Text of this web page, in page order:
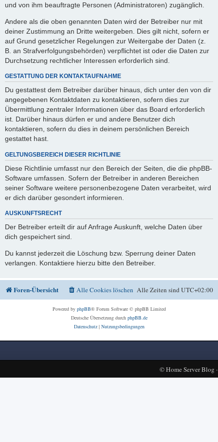
und von ihm beauftragte Personen (Administratoren) zugänglich.
Andere als die oben genannten Daten wird der Betreiber nur mit
deiner Zustimmung an Dritte weitergeben. Dies gilt nicht, sofern er
auf Grund gesetzlicher Regelungen zur Weitergabe der Daten (z.
B. an Strafverfolgungsbehörden) verpflichtet ist oder die Daten zur
Durchsetzung rechtlicher Interessen erforderlich sind.
GESTATTUNG DER KONTAKTAUFNAHME
Du gestattest dem Betreiber darüber hinaus, dich unter den von dir
angegebenen Kontaktdaten zu kontaktieren, sofern dies zur
Übermittlung zentraler Informationen über das Board erforderlich
ist. Darüber hinaus dürfen er und andere Benutzer dich
kontaktieren, sofern du dies in deinem persönlichen Bereich
gestattet hast.
GELTUNGSBEREICH DIESER RICHTLINIE
Diese Richtlinie umfasst nur den Bereich der Seiten, die die phpBB-
Software umfassen. Sofern der Betreiber in anderen Bereichen
seiner Software weitere personenbezogene Daten verarbeitet, wird
er dich darüber gesondert informieren.
AUSKUNFTSRECHT
Der Betreiber erteilt dir auf Anfrage Auskunft, welche Daten über
dich gespeichert sind.
Du kannst jederzeit die Löschung bzw. Sperrung deiner Daten
verlangen. Kontaktiere hierzu bitte den Betreiber.
Foren-Übersicht Alle Zeiten sindUTC+02:00
Alle Cookies löschen
Powered by phpBB® Forum Software © phpBB Limited
Deutsche Übersetzung durch phpBB.de
Datenschutz| Nutzungsbedingungen
©Home Server Blog